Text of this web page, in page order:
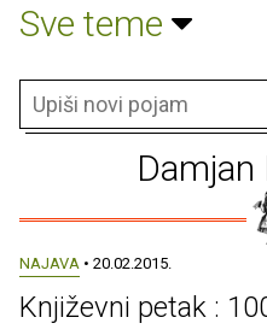
Sve teme
Damjan
NAJAVA • 20.02.2015.
Književni petak :